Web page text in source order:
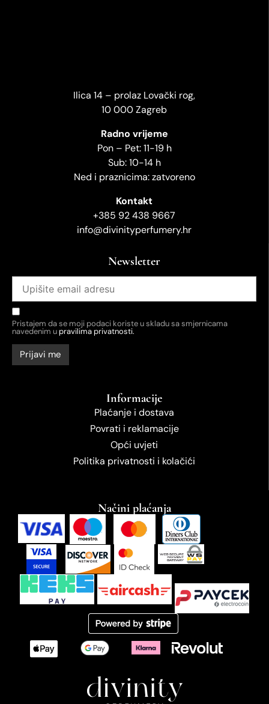
Ilica 14 – prolaz Lovački rog,
10 000 Zagreb
Radno vrijeme
Pon – Pet: 11-19 h
Sub: 10-14 h
Ned i praznicima: zatvoreno
Kontakt
+385 92 438 9667
info@divinityperfumery.hr
Newsletter
Pristajem da se moji podaci koriste u skladu sa smjernicama
navedenim upravilima privatnosti.
Informacije
Plaćanje i dostava
Povrati i reklamacije
Opći uvjeti
Politika privatnosti i kolačići
Načini plaćanja